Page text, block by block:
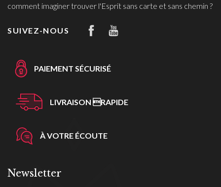
comment imaginer trouver l'Esprit sans carte et sans chemin ?
SUIVEZ-NOUS
PAIEMENT SÉCURISÉ
LIVRAISON RAPIDE
À VOTRE ÉCOUTE
Newsletter